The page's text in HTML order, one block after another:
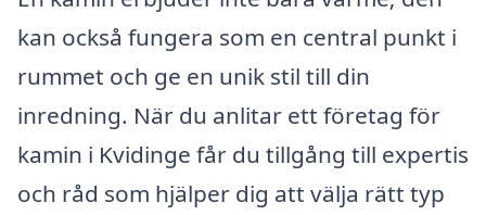
kan också fungera som en central punkt i
rummet och ge en unik stil till din
inredning. När du anlitar ett företag för
kamin i Kvidinge får du tillgång till expertis
och råd som hjälper dig att välja rätt typ